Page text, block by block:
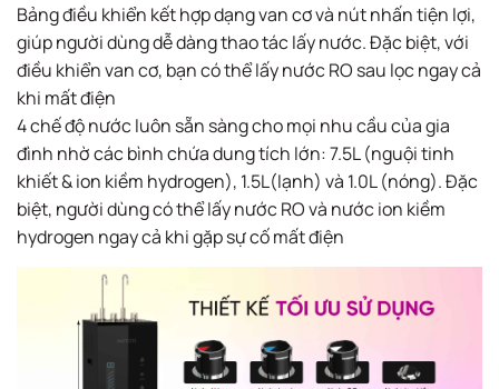
Bảng điều khiển kết hợp dạng van cơ và nút nhấn tiện lợi,
giúp người dùng dễ dàng thao tác lấy nước. Đặc biệt, với
điều khiển van cơ, bạn có thể lấy nước RO sau lọc ngay cả
khi mất điện​​
4 chế độ nước luôn sẵn sàng cho mọi nhu cầu của gia
đình nhờ các bình chứa dung tích lớn: 7.5L (nguội tinh
khiết & ion kiềm hydrogen), 1.5L(lạnh) và 1.0L (nóng). Đặc
biệt, người dùng có thể lấy nước RO và nước ion kiềm
hydrogen ngay cả khi gặp sự cố mất điện